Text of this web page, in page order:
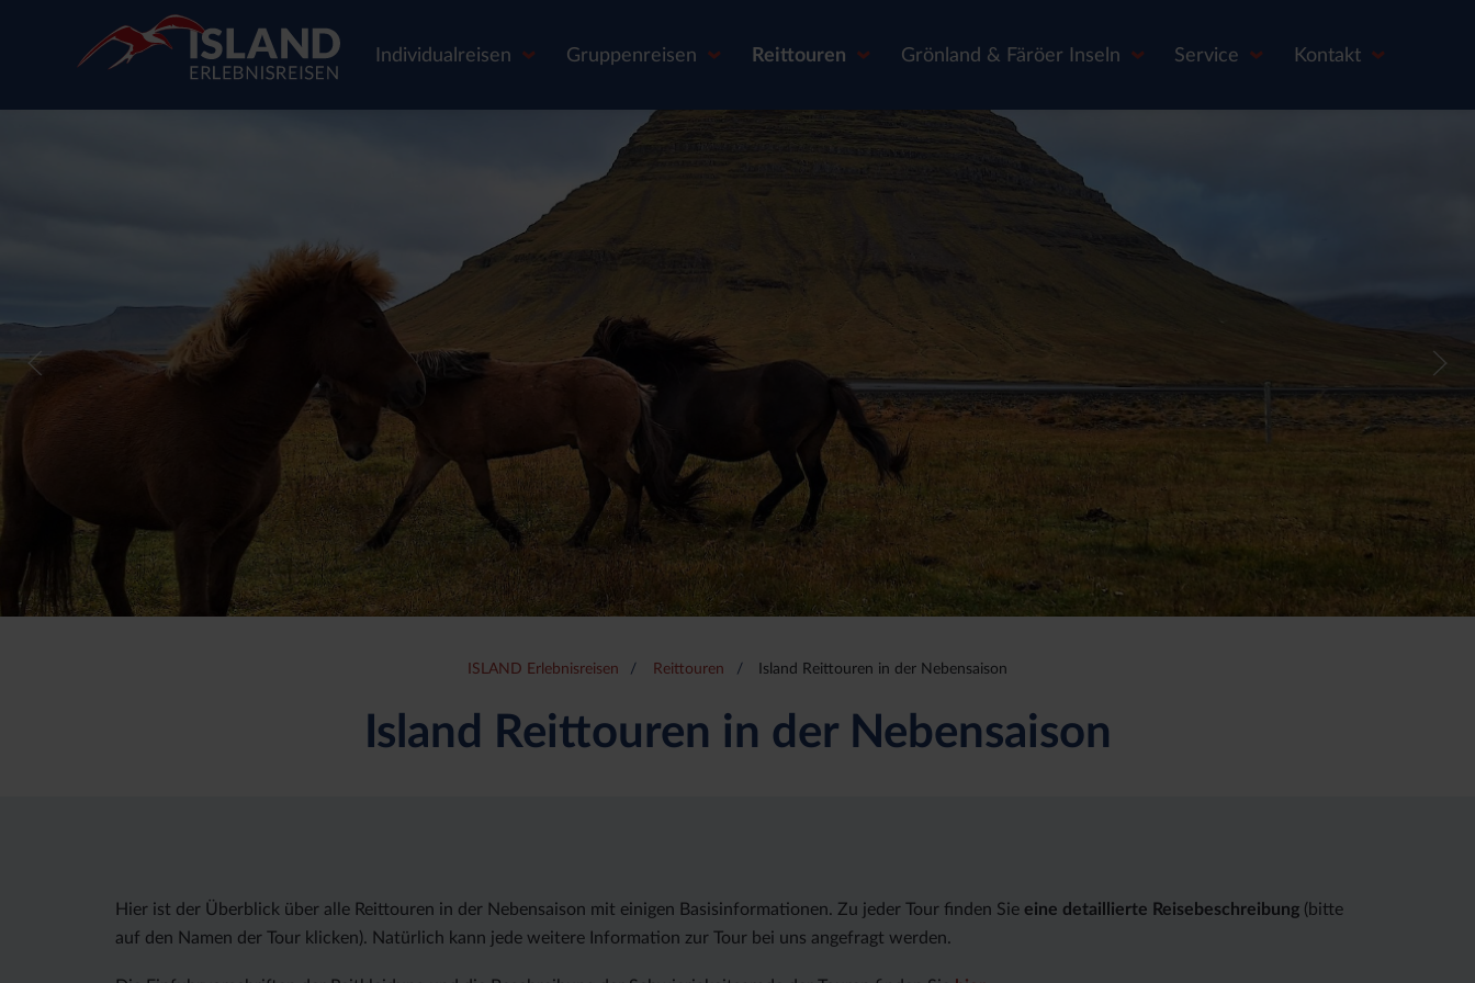
Individualreisen Gruppenreisen Reittouren Grönland & Färöer Inseln Service Kontakt
ISLAND Erlebnisreisen Reittouren Island Reittouren in der Nebensaison
Island Reittouren in der Nebensaison
Hier ist der Überblick über alle Reittouren in der Nebensaison mit einigen Basisinformationen. Zu jeder Tour finden Sie eine detaillierte Reisebeschreibung (bitte
auf den Namen der Tour klicken). Natürlich kann jede weitere Information zur Tour bei uns angefragt werden.